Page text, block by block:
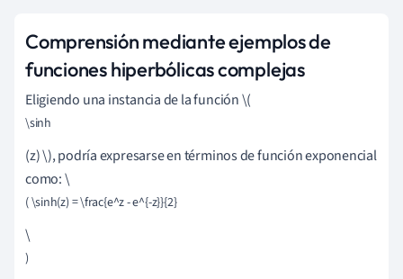
Comprensión mediante ejemplos de
funciones hiperbólicas complejas
Eligiendo una instancia de la función \(
\sinh
(z) \), podría expresarse en términos de función exponencial
como: \
( \sinh(z) = \frac{e^z - e^{-z}}{2}
\
)